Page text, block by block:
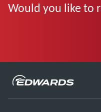
Would you like to